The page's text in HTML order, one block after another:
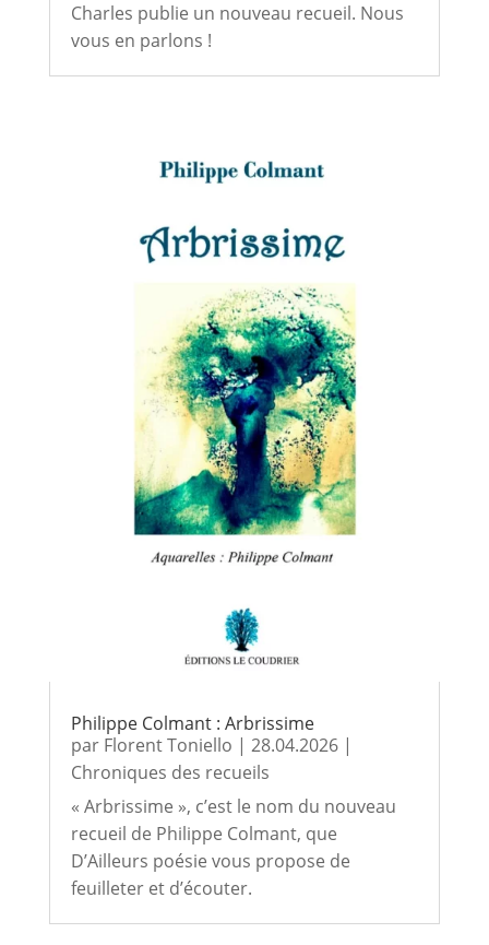
Charles publie un nouveau recueil. Nous
vous en parlons !
Philippe Colmant : Arbrissime
par Florent Toniello | 28.04.2026|
Chroniques des recueils
« Arbrissime », c’est le nom du nouveau
recueil de Philippe Colmant, que
D’Ailleurs poésie vous propose de
feuilleter et d’écouter.